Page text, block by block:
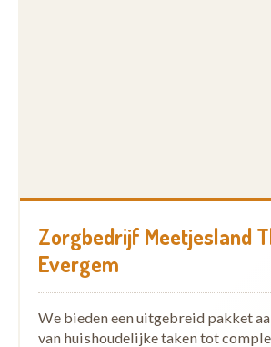
Zorgbedrijf Meetjesland
Evergem
We bieden een uitgebreid pakket
van huishoudelijke taken tot